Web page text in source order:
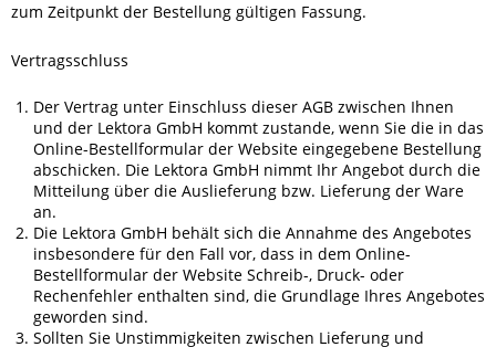
zum Zeitpunkt der Bestellung gültigen Fassung.
Vertragsschluss
Der Vertrag unter Einschluss dieser AGB zwischen Ihnen
und der Lektora GmbH kommt zustande, wenn Sie die in das
Online-Bestellformular der Website eingegebene Bestellung
abschicken. Die Lektora GmbH nimmt Ihr Angebot durch die
Mitteilung über die Auslieferung bzw. Lieferung der Ware
an.
Die Lektora GmbH behält sich die Annahme des Angebotes
insbesondere für den Fall vor, dass in dem Online-
Bestellformular der Website Schreib-, Druck- oder
Rechenfehler enthalten sind, die Grundlage Ihres Angebotes
geworden sind.
Sollten Sie Unstimmigkeiten zwischen Lieferung und